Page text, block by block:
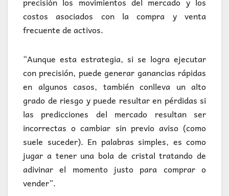
costos asociados con la compra y venta
frecuente de activos.
“Aunque esta estrategia, si se logra ejecutar
con precisión, puede generar ganancias rápidas
en algunos casos, también conlleva un alto
grado de riesgo y puede resultar en pérdidas si
las predicciones del mercado resultan ser
incorrectas o cambiar sin previo aviso (como
suele suceder). En palabras simples, es como
jugar a tener una bola de cristal tratando de
adivinar el momento justo para comprar o
vender”.